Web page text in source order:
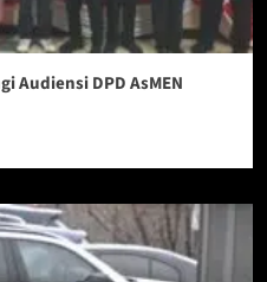
Audiensi DPD AsMEN